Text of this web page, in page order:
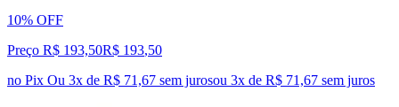
10% OFF
Preço R$ 193,50R$ 193,50
no Pix Ou 3x de R$ 71,67 sem jurosou 3x de R$ 71,67 sem juros